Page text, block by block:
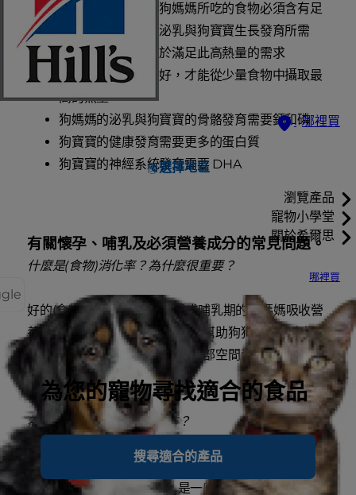
哪裡買
選擇地區
瀏覽產品
寵物小學堂
關於希爾思
哪裡買
為您的寵物尋找適合的食品
搜尋適合的產品
懷孕期或哺乳期的狗媽媽所吃的食物必須含有足
夠熱量，才能滿足泌乳與狗寶寶生長發育所需
較高脂的食物有助於滿足此高熱量的需求
食物的消化率要很好，才能從少量食物中攝取最
高的熱量
狗媽媽的泌乳與狗寶寶的骨骼發育需要鈣和磷
狗寶寶的健康發育需要更多的蛋白質
狗寶寶的神經系統發育需要 DHA
有關懷孕、哺乳及必須營養成分的常見問題。
什麼是(食物)消化率？為什麼很重要？
好的(食物)消化率可讓懷孕期或哺乳期的狗媽媽吸收營
養更有效率。它的重要性在於可幫助狗狗從食物中攝取
最多營養。由於懷孕期的狗狗胃部空間較小，這種消化
效率格外重要。
為什麼需要更多熱量與脂肪？
懷孕期或哺乳期的狗媽媽需要非常多熱量。事實上，哺
乳期的狗媽媽所需的熱量，是一般健康成犬的 4-8